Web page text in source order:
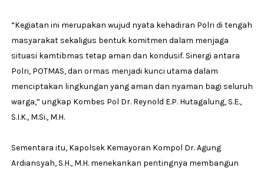
“Kegiatan ini merupakan wujud nyata kehadiran Polri di tengah
masyarakat sekaligus bentuk komitmen dalam menjaga
situasi kamtibmas tetap aman dan kondusif. Sinergi antara
Polri, POTMAS, dan ormas menjadi kunci utama dalam
menciptakan lingkungan yang aman dan nyaman bagi seluruh
warga,” ungkap Kombes Pol Dr. Reynold E.P. Hutagalung, S.E.,
S.I.K., M.Si., M.H.
Sementara itu, Kapolsek Kemayoran Kompol Dr. Agung
Ardiansyah, S.H., M.H. menekankan pentingnya membangun